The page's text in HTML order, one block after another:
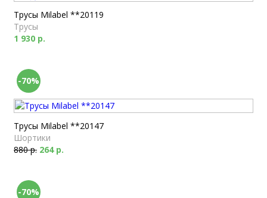
Трусы Milabel **20119
Трусы
1 930 р.
-70%
Трусы Milabel **20147
Шортики
880 р. 264 р.
-70%